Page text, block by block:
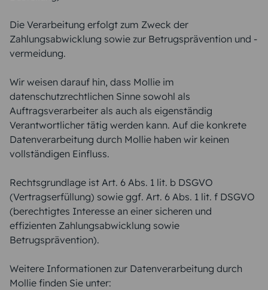
Die Verarbeitung erfolgt zum Zweck der
Zahlungsabwicklung sowie zur Betrugsprävention und -
vermeidung.
Wir weisen darauf hin, dass Mollie im
datenschutzrechtlichen Sinne sowohl als
Auftragsverarbeiter als auch als eigenständig
Verantwortlicher tätig werden kann. Auf die konkrete
Datenverarbeitung durch Mollie haben wir keinen
vollständigen Einfluss.
Rechtsgrundlage ist Art. 6 Abs. 1 lit. b DSGVO
(Vertragserfüllung) sowie ggf. Art. 6 Abs. 1 lit. f DSGVO
(berechtigtes Interesse an einer sicheren und
effizienten Zahlungsabwicklung sowie
Betrugsprävention).
Weitere Informationen zur Datenverarbeitung durch
Mollie finden Sie unter: